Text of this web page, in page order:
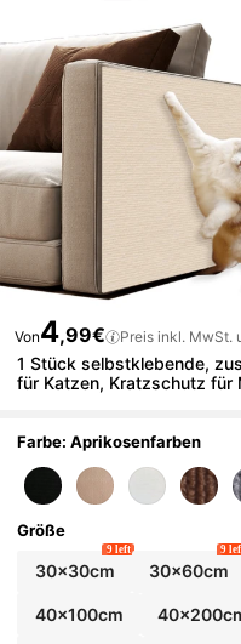
Von4,99€ Preis inkl. MwSt.
1 Stück selbstklebende,
für Katzen, Kratzschutz für
bend, zuschneidbar für
Farbe: Aprikosenfarben
Größe
30x30cm
9 left
30x60cm
9
40x100cm